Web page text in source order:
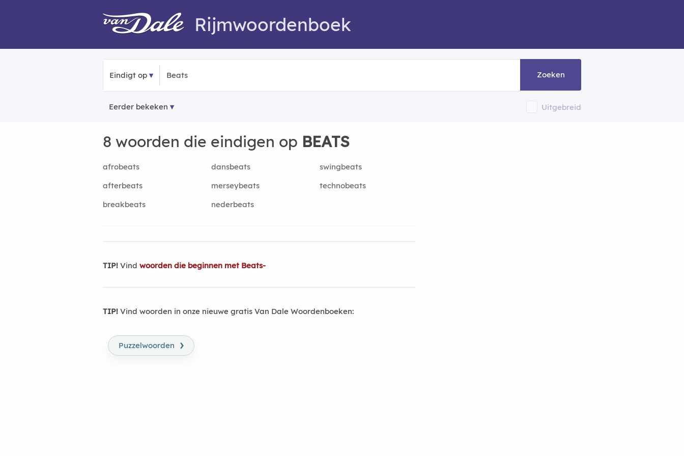
Rijmwoordenboek
Eindigt op Zoeken
Eerder bekeken Uitgebreid
8 woorden die eindigen op BEATS
afrobeats dansbeats
swingbeats
afterbeats
merseybeats
technobeats
breakbeats
nederbeats
TIP! Vind woorden die beginnen met Beats-
TIP! Vind woorden in onze nieuwe gratis Van Dale Woordenboeken:
Puzzelwoorden ›